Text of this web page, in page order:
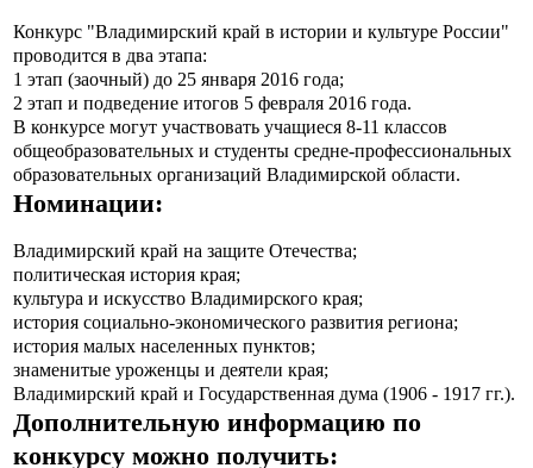
Конкурс "Владимирский край в истории и культуре России"
проводится в два этапа:
1 этап (заочный) до 25 января 2016 года;
2 этап и подведение итогов 5 февраля 2016 года.
В конкурсе могут участвовать учащиеся 8-11 классов
общеобразовательных и студенты средне-профессиональных
образовательных организаций Владимирской области.
Номинации:
Владимирский край на защите Отечества;
политическая история края;
культура и искусство Владимирского края;
история социально-экономического развития региона;
история малых населенных пунктов;
знаменитые уроженцы и деятели края;
Владимирский край и Государственная дума (1906 - 1917 гг.).
Дополнительную информацию по
конкурсу можно получить: